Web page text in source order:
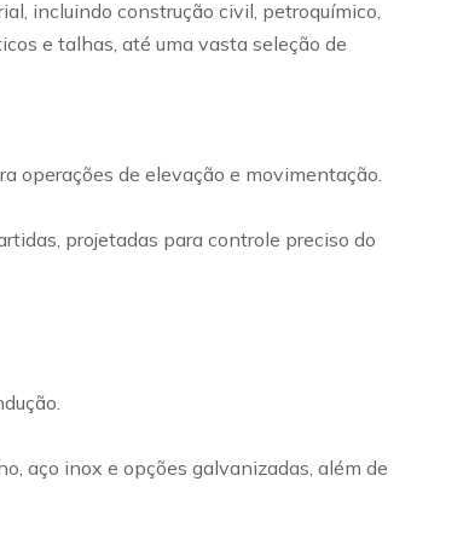
incluindo construção civil, petroquímico,
e talhas, até uma vasta seleção de
operações de elevação e movimentação.
projetadas para controle preciso do
aço inox e opções galvanizadas, além de